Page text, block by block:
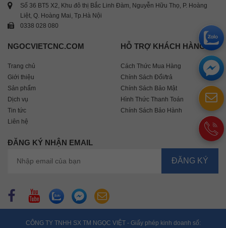
Số 36 BT5 X2, Khu đô thị Bắc Linh Đàm, Nguyễn Hữu Thọ, P. Hoàng
Liệt, Q. Hoàng Mai, Tp.Hà Nội
0338 028 080
NGOCVIETCNC.COM
Trang chủ
Giới thiệu
Sản phẩm
Dịch vụ
Tin tức
Liên hệ
HỖ TRỢ KHÁCH HÀNG
Cách Thức Mua Hàng
Chính Sách Đổi/trả
Chính Sách Bảo Mật
Hình Thức Thanh Toán
Chính Sách Bảo Hành
ĐĂNG KÝ NHẬN EMAIL
CÔNG TY TNHH SX TM NGỌC VIỆT - Giấy phép kinh doanh số: